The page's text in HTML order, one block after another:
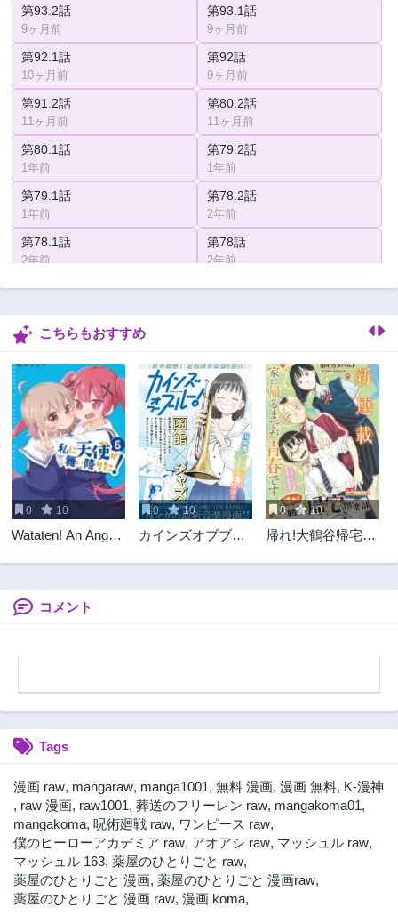
第93.2話
9ヶ月前
第93.1話
9ヶ月前
第92.1話
10ヶ月前
第92話
9ヶ月前
第91.2話
11ヶ月前
第80.2話
11ヶ月前
第80.1話
1年前
第79.2話
1年前
第79.1話
1年前
第78.2話
2年前
第78.1話
2年前
第78話
2年前
第77.2話 第77話
第74.1話
第72話
2年前
第71話
2年前
第70話
2年前
第69.1話
3年前
第69話
2年前
第68話
3年前
第67話
3年前
第66話
3年前
第65話 第64話
第63.2話
第60話
第59話
3年前
第58話
3年前
第57話
3年前
第56.1話
3年前
第56話
2年前
第55.2話
3年前
こちらもおすすめ
0 10
Wataten! An Angel
りた！
0 10
カインズオブブル
0 10
帰れ!大鶴谷帰宅倶
コメント
Tags
漫画 raw, mangaraw, manga1001, 無料 漫画, 漫画 無料, K-漫神
, raw 漫画, raw1001, 葬送のフリーレン raw, mangakoma01,
mangakoma, 呪術廻戦 raw, ワンピース raw,
僕のヒーローアカデミア raw, アオアシ raw, マッシュル raw,
マッシュル 163, 薬屋のひとりごと raw,
薬屋のひとりごと 漫画, 薬屋のひとりごと 漫画raw,
薬屋のひとりごと 漫画 raw, 漫画 koma,